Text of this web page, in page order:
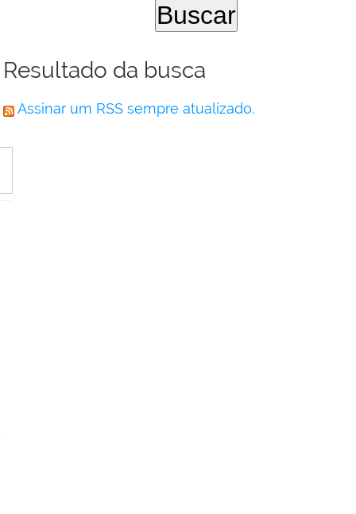
Resultado da busca
Assinar um RSS sempre atualizado.